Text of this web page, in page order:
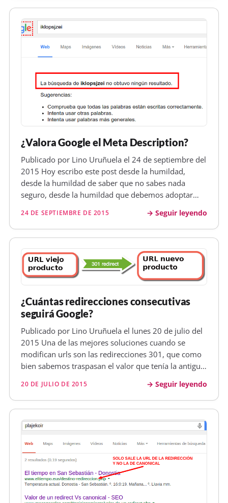
¿Valora Google el Meta Description?
Publicado por Lino Uruñuela el 24 de septiembre del
2015 Hoy escribo este post desde la humildad,
desde la humildad de saber que no sabes nada
seguro, desde la humildad que debemos adoptar
sabe todo y aunque sepas mucho, lo que sabes hoy
puede que mañana ya no sea vá…
24 DE SEPTIEMBRE DE 2015 Seguir leyendo
¿Cuántas redirecciones consecutivas
seguirá Google?
Publicado por Lino Uruñuela el lunes 20 de julio del
2015 Una de las mejores soluciones cuando se
modifican urls son las redirecciones 301, que como
bien sabemos traspasan el valor que tenía la antigua
redirecciones 301 se crean con un simple código
&lt;? Header ( "HTTP/1.1 301…
20 DE JULIO DE 2015 Seguir leyendo